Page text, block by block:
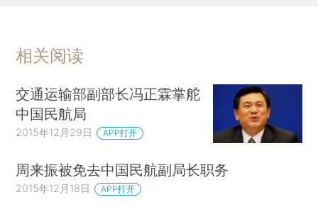
相关阅读
交通运输部副部长冯正霖掌舵
中国民航局
2015年12月29日 APP打开
周来振被免去中国民航副局长职务
2015年12月18日 APP打开